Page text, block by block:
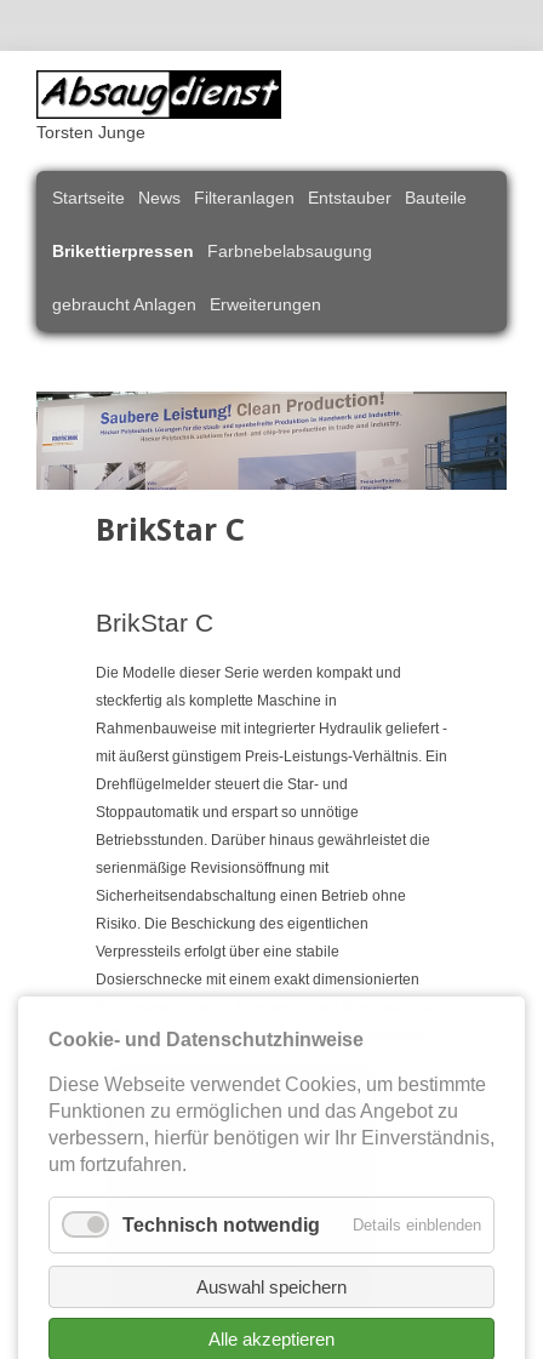
Torsten Junge
Navigation
überspringen
Startseite News Filteranlagen Entstauber Bauteile
Brikettierpressen Farbnebelabsaugung
gebraucht Anlagen Erweiterungen
BrikStar C
BrikStar C
Die Modelle dieser Serie werden kompakt und
steckfertig als komplette Maschine in
Rahmenbauweise mit integrierter Hydraulik geliefert -
mit äußerst günstigem Preis-Leistungs-Verhältnis. Ein
Drehflügelmelder steuert die Star- und
Stoppautomatik und erspart so unnötige
Betriebsstunden. Darüber hinaus gewährleistet die
serienmäßige Revisionsöffnung mit
Sicherheitsendabschaltung einen Betrieb ohne
Risiko. Die Beschickung des eigentlichen
Verpressteils erfolgt über eine stabile
Dosierschnecke mit einem exakt dimensionierten
150 kg/h) auch bei leichtenund groben Materialien.
BrikStar C
Cookie- und Datenschutzhinweise
Diese Webseite verwendet Cookies, um bestimmte
Funktionen zu ermöglichen und das Angebot zu
verbessern, hierfür benötigen wir Ihr Einverständnis,
um fortzufahren.
Technisch notwendig Details einblenden
Auswahl speichern
Alle akzeptieren